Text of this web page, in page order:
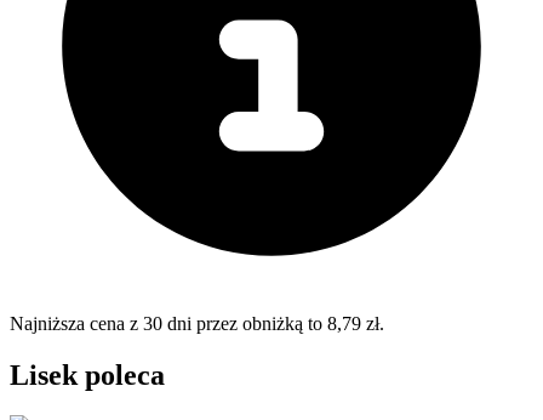
Najniższa cena z 30 dni przez obniżką to 8,79 zł.
Lisek poleca